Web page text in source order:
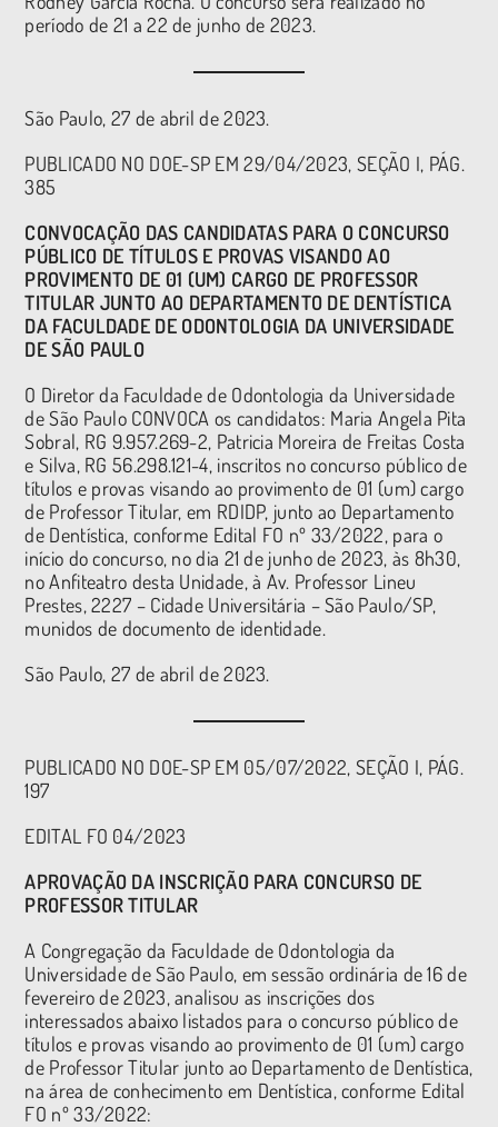
período de 21 a 22 de junho de 2023.
São Paulo, 27 de abril de 2023.
PUBLICADO NO DOE-SP EM 29/04/2023, SEÇÃO I, PÁG.
385
CONVOCAÇÃO DAS CANDIDATAS PARA O CONCURSO
PÚBLICO DE TÍTULOS E PROVAS VISANDO AO
PROVIMENTO DE 01 (UM) CARGO DE PROFESSOR
TITULAR JUNTO AO DEPARTAMENTO DE DENTÍSTICA
DA FACULDADE DE ODONTOLOGIA DA UNIVERSIDADE
DE SÃO PAULO
O Diretor da Faculdade de Odontologia da Universidade
de São Paulo CONVOCA os candidatos: Maria Angela Pita
Sobral, RG 9.957.269-2, Patricia Moreira de Freitas Costa
e Silva, RG 56.298.121-4, inscritos no concurso público de
títulos e provas visando ao provimento de 01 (um) cargo
de Professor Titular, em RDIDP, junto ao Departamento
de Dentística, conforme Edital FO nº 33/2022, para o
início do concurso, no dia 21 de junho de 2023, às 8h30,
no Anfiteatro desta Unidade, à Av. Professor Lineu
Prestes, 2227 – Cidade Universitária – São Paulo/SP,
munidos de documento de identidade.
São Paulo, 27 de abril de 2023.
PUBLICADO NO DOE-SP EM 05/07/2022, SEÇÃO I, PÁG.
197
EDITAL FO 04/2023
APROVAÇÃO DA INSCRIÇÃO PARA CONCURSO DE
PROFESSOR TITULAR
A Congregação da Faculdade de Odontologia da
Universidade de São Paulo, em sessão ordinária de 16 de
fevereiro de 2023, analisou as inscrições dos
interessados abaixo listados para o concurso público de
títulos e provas visando ao provimento de 01 (um) cargo
de Professor Titular junto ao Departamento de Dentística,
na área de conhecimento em Dentística, conforme Edital
FO nº 33/2022: